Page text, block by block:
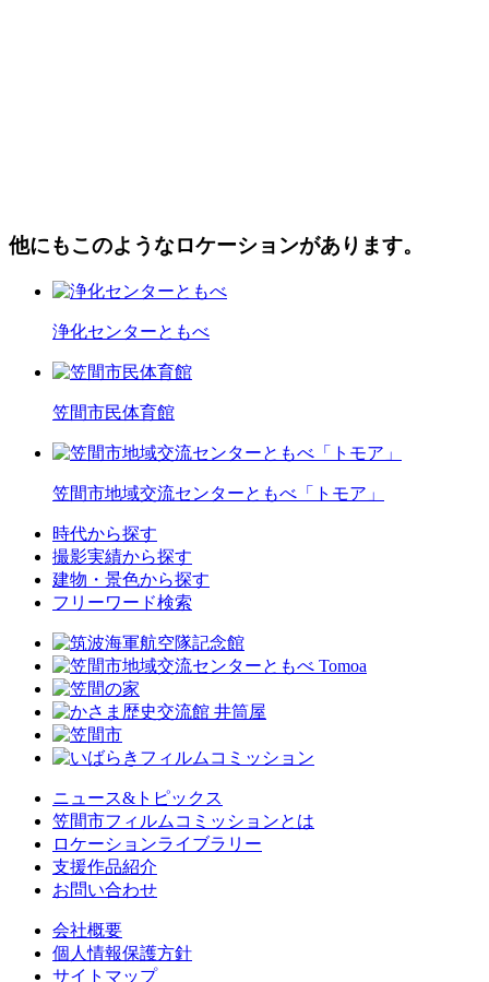
他にもこのようなロケーションがあります。
浄化センターともべ
笠間市民体育館
笠間市地域交流センターともべ「トモア」
時代から探す
撮影実績から探す
建物・景色から探す
フリーワード検索
ニュース&トピックス
笠間市フィルムコミッションとは
ロケーションライブラリー
支援作品紹介
お問い合わせ
会社概要
個人情報保護方針
サイトマップ